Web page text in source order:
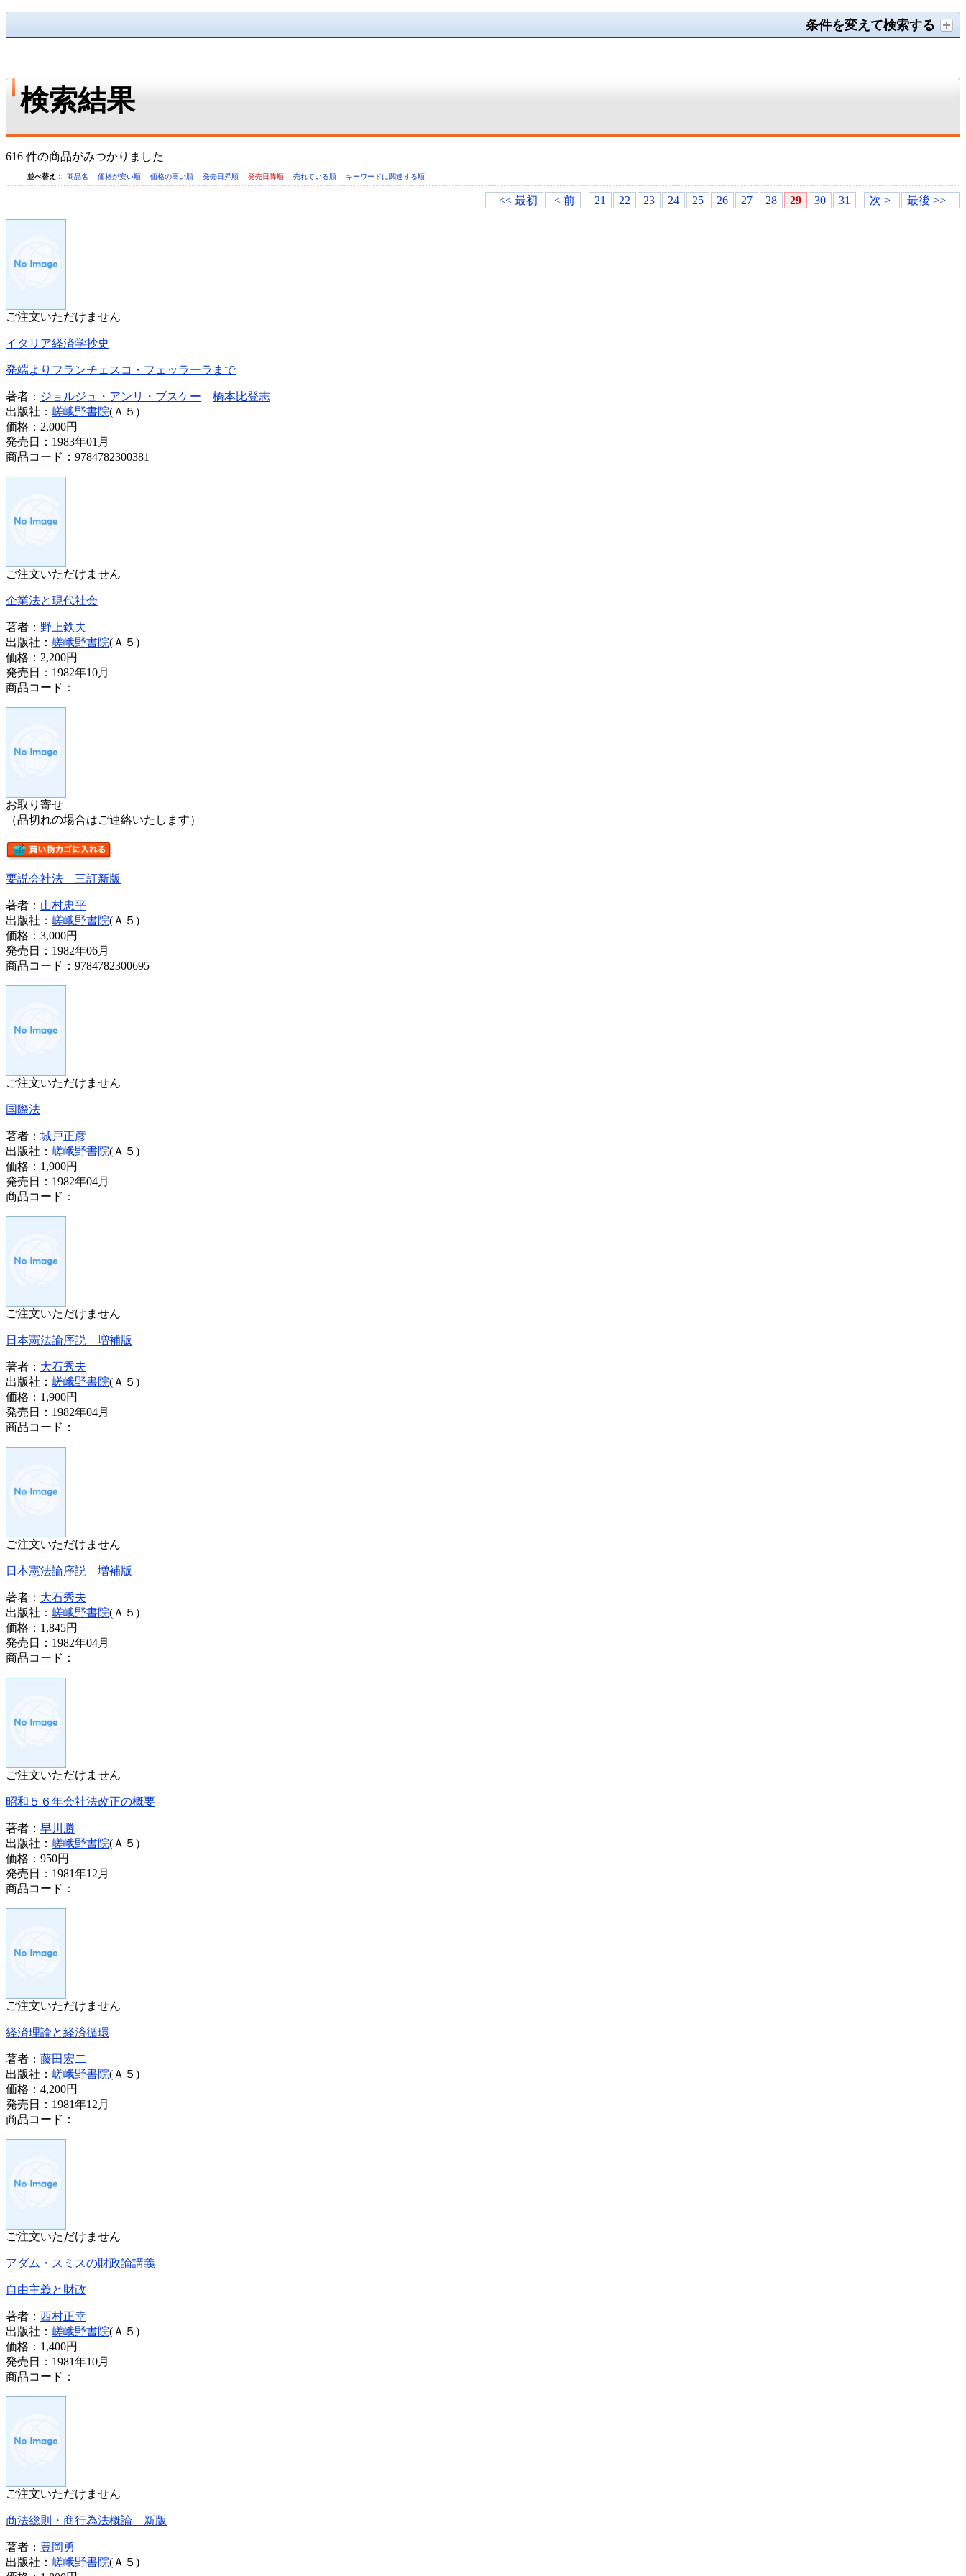
条件を変えて検索する
検索結果
616 件の商品がみつかりました
並べ替え： 商品名 価格が安い順 価格の高い順 発売日昇順 発売日降順 売れている順 キーワードに関連する順
<< 最初 < 前 21 22 23 24 25 26 27 28 29 30 31 次 > 最後 >>
ご注文いただけません
イタリア経済学抄史
発端よりフランチェスコ・フェッラーラまで
著者： ジョルジュ・アンリ・ブスケー
橋本比登志
出版社： 嵯峨野書院(Ａ５)
価格： 2,000円
発売日：1983年01月
商品コード：9784782300381
ご注文いただけません
企業法と現代社会
著者： 野上鉄夫
出版社： 嵯峨野書院(Ａ５)
価格： 2,200円
発売日：1982年10月
商品コード：
お取り寄せ
（品切れの場合はご連絡いたします）
要説会社法 三訂新版
著者： 山村忠平
出版社： 嵯峨野書院(Ａ５)
価格： 3,000円
発売日：1982年06月
商品コード：9784782300695
ご注文いただけません
国際法
著者： 城戸正彦
出版社： 嵯峨野書院(Ａ５)
価格： 1,900円
発売日：1982年04月
商品コード：
ご注文いただけません
日本憲法論序説 増補版
著者： 大石秀夫
出版社： 嵯峨野書院(Ａ５)
価格： 1,900円
発売日：1982年04月
商品コード：
ご注文いただけません
日本憲法論序説 増補版
著者： 大石秀夫
出版社： 嵯峨野書院(Ａ５)
価格： 1,845円
発売日：1982年04月
商品コード：
ご注文いただけません
昭和５６年会社法改正の概要
著者： 早川勝
出版社： 嵯峨野書院(Ａ５)
価格： 950円
発売日：1981年12月
商品コード：
ご注文いただけません
経済理論と経済循環
著者： 藤田宏二
出版社： 嵯峨野書院(Ａ５)
価格： 4,200円
発売日：1981年12月
商品コード：
ご注文いただけません
アダム・スミスの財政論講義
自由主義と財政
著者： 西村正幸
出版社： 嵯峨野書院(Ａ５)
価格： 1,400円
発売日：1981年10月
商品コード：
ご注文いただけません
商法総則・商行為法概論 新版
著者： 豊岡勇
出版社： 嵯峨野書院(Ａ５)